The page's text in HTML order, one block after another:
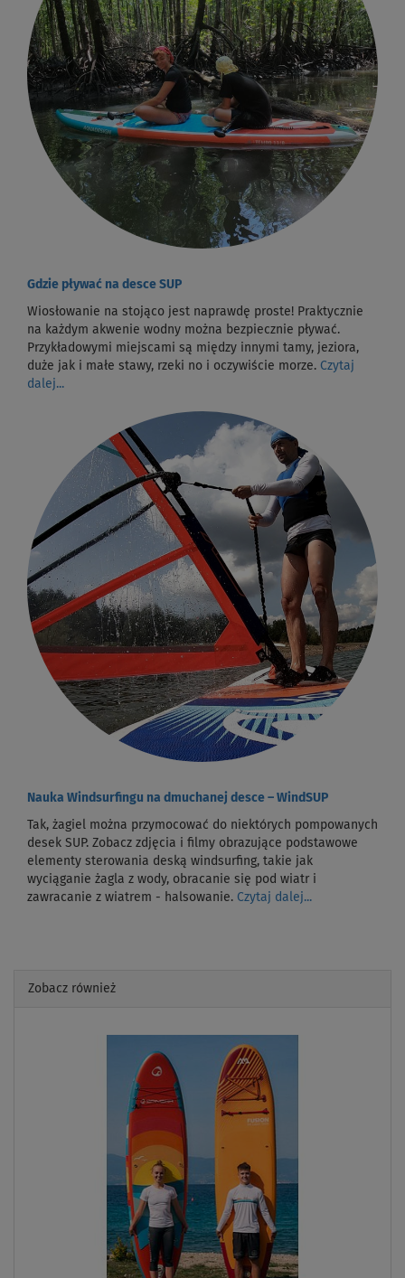
Gdzie pływać na desce SUP
Wiosłowanie na stojąco jest naprawdę proste! Praktycznie
na każdym akwenie wodny można bezpiecznie pływać.
Przykładowymi miejscami są między innymi tamy, jeziora,
duże jak i małe stawy, rzeki no i oczywiście morze. Czytaj
dalej...
Nauka Windsurfingu na dmuchanej desce – WindSUP
Tak, żagiel można przymocować do niektórych pompowanych
desek SUP. Zobacz zdjęcia i filmy obrazujące podstawowe
elementy sterowania deską windsurfing, takie jak
wyciąganie żagla z wody, obracanie się pod wiatr i
zawracanie z wiatrem - halsowanie. Czytaj dalej...
Zobacz również